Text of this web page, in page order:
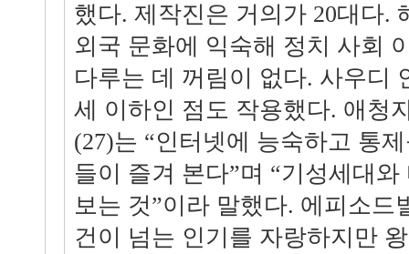
했다. 제작진은 거의가 20대다.
외국 문화에 익숙해 정치 사회
다루는 데 꺼림이 없다. 사우디
세 이하인 점도 작용했다. 애청
(27)는 “인터넷에 능숙하고 통
들이 즐겨 본다”며 “기성세대
보는 것”이라 말했다. 에피소드
건이 넘는 인기를 자랑하지만